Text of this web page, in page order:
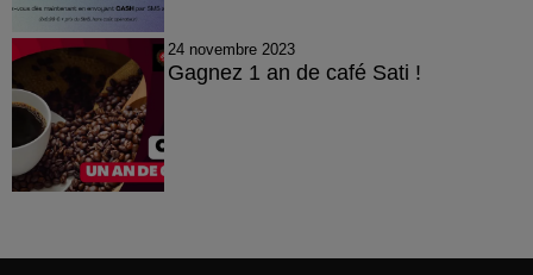
24 novembre 2023
Gagnez 1 an de café Sati !